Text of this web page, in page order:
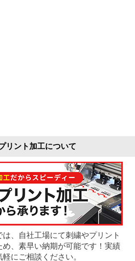
リント加工について
、自社工場にて刺繍やプリント
、素早い納期が可能です！実績
にご相談ください。